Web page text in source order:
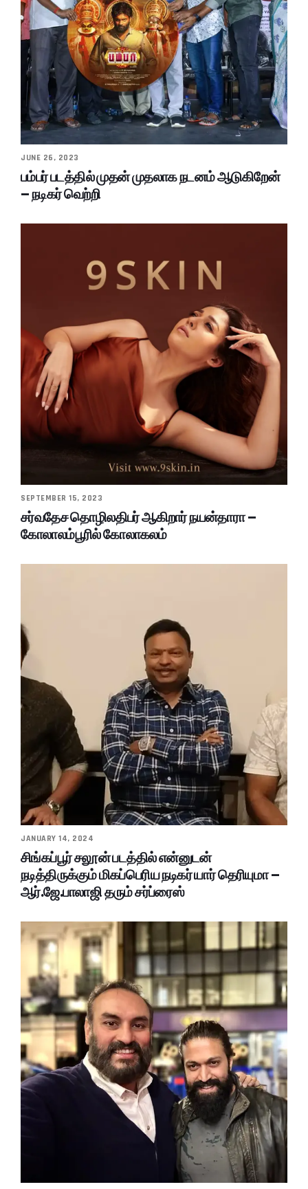
JUNE 26, 2023
பம்பர் படத்தில் முதன் முதலாக நடனம் ஆடுகிறேன்
– நடிகர் வெற்றி
SEPTEMBER 15, 2023
சர்வதேச தொழிலதிபர் ஆகிறார் நயன்தாரா –
கோலாலம்பூரில் கோலாகலம்
JANUARY 14, 2024
சிங்கப்பூர் சலூன் படத்தில் என்னுடன்
நடித்திருக்கும் மிகப்பெரிய நடிகர் யார் தெரியுமா –
ஆர்.ஜே.பாலாஜி தரும் சர்ப்ரைஸ்